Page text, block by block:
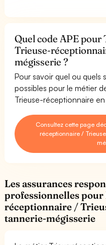
Quel code APE
Trieuse-
mégisserie ?
Pour savoir quel ou quels
possibles pour le métier
Trieuse-réceptionnaire
Consultez cette page
réceptionnaire /
Les assurances
professionnelles
réceptionnaire /
tannerie-mégisserie